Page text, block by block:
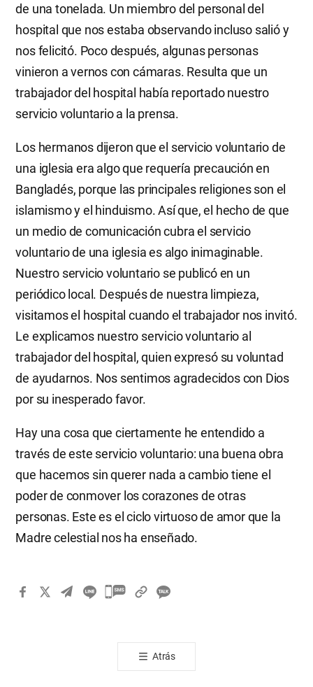
de una tonelada. Un miembro del personal del
hospital que nos estaba observando incluso salió y
nos felicitó. Poco después, algunas personas
vinieron a vernos con cámaras. Resulta que un
trabajador del hospital había reportado nuestro
servicio voluntario a la prensa.
Los hermanos dijeron que el servicio voluntario de
una iglesia era algo que requería precaución en
Bangladés, porque las principales religiones son el
islamismo y el hinduismo. Así que, el hecho de que
un medio de comunicación cubra el servicio
voluntario de una iglesia es algo inimaginable.
Nuestro servicio voluntario se publicó en un
periódico local. Después de nuestra limpieza,
visitamos el hospital cuando el trabajador nos invitó.
Le explicamos nuestro servicio voluntario al
trabajador del hospital, quien expresó su voluntad
de ayudarnos. Nos sentimos agradecidos con Dios
por su inesperado favor.
Hay una cosa que ciertamente he entendido a
través de este servicio voluntario: una buena obra
que hacemos sin querer nada a cambio tiene el
poder de conmover los corazones de otras
personas. Este es el ciclo virtuoso de amor que la
Madre celestial nos ha enseñado.
카
톡
공
Atrás